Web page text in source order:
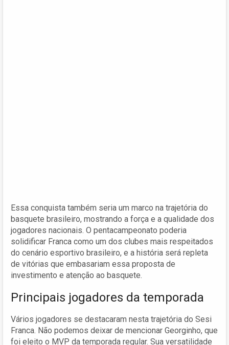
Essa conquista também seria um marco na trajetória do
basquete brasileiro, mostrando a força e a qualidade dos
jogadores nacionais. O pentacampeonato poderia
solidificar Franca como um dos clubes mais respeitados
do cenário esportivo brasileiro, e a história será repleta
de vitórias que embasariam essa proposta de
investimento e atenção ao basquete.
Principais jogadores da temporada
Vários jogadores se destacaram nesta trajetória do Sesi
Franca. Não podemos deixar de mencionar Georginho, que
foi eleito o MVP da temporada regular. Sua versatilidade